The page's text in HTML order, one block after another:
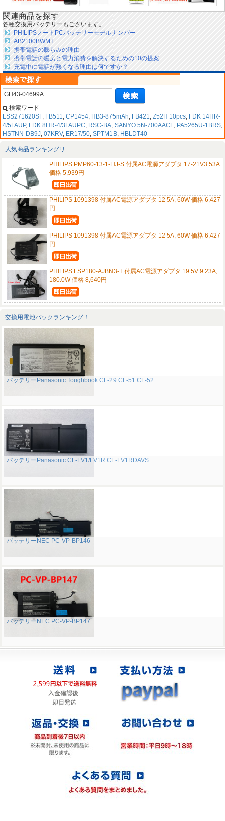
関連商品を探す
各種交換用バッテリーもございます。
PHILIPSノートPCバッテリーモデルナンバー
AB2100BWMT
携帯電話の膨らみの理由
携帯電話の暖房と電力消費を解決するための10の提案
充電中に電話が熱くなる理由は何ですか？
検索ワード
LSS271620SF, FB511, CP1454, HB3-875mAh, FB421, Z52H 10pcs, FDK 14HR-
4/5FAUP, FDK 8HR-4/3FAUPC, RSC-BA, SANYO 5N-700AACL, PA5265U-1BRS,
HSTNN-DB9J, 07KRV, ER17/50, SPTM1B, HBLDT40
人気商品ランキングリ
PHILIPS PMP60-13-1-HJ-S 付属AC電源アダプタ 17-21V3.53A
価格 5,939円
PHILIPS 1091398 付属AC電源アダプタ 12 5A, 60W 価格 6,427
円
PHILIPS 1091398 付属AC電源アダプタ 12 5A, 60W 価格 6,427
円
PHILIPS FSP180-AJBN3-T 付属AC電源アダプタ 19.5V 9.23A,
180.0W 価格 8,640円
交換用電池パックランキング！
バッテリーPanasonic Toughbook CF-29 CF-51 CF-52
バッテリーPanasonic CF-FV1/FV1R CF-FV1RDAVS
バッテリーNEC PC-VP-BP146
バッテリーNEC PC-VP-BP147